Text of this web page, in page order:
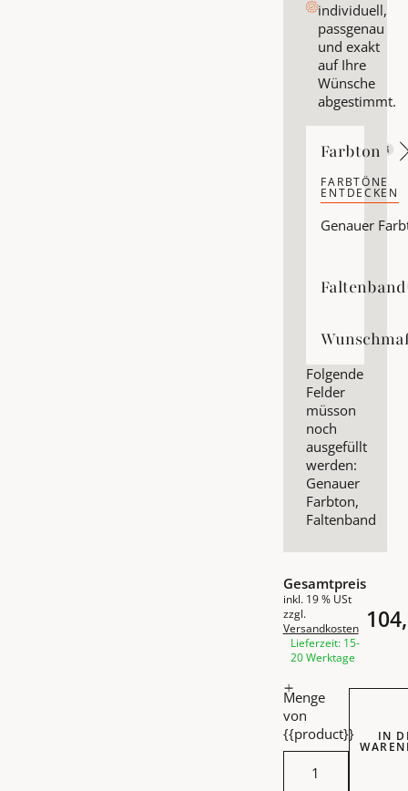
individuell,
passgenau
und exakt
auf Ihre
Wünsche
abgestimmt.
Farbton
Farbton
Farbtöne
FARBTÖNE
ENTDECKEN
Genauer
Faltenband
Faltenband
Wunschmaß
Folgende
Felder
müsson
noch
ausgefüllt
werden:
Genauer
Farbton,
Faltenband
Gesamtpreis
inkl. 19 % USt
zzgl.
Versandkosten
Lieferzeit: 15-
20 Werktage
Menge
von
{{product}}
White
IN